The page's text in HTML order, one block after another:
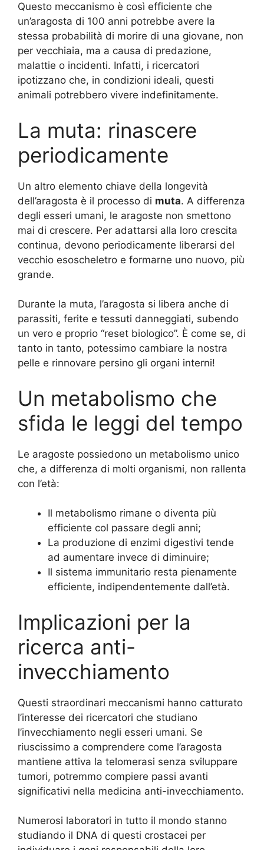
Questo meccanismo è così efficiente che
un’aragosta di 100 anni potrebbe avere la
stessa probabilità di morire di una giovane, non
per vecchiaia, ma a causa di predazione,
malattie o incidenti. Infatti, i ricercatori
ipotizzano che, in condizioni ideali, questi
animali potrebbero vivere indefinitamente.
La muta: rinascere
periodicamente
Un altro elemento chiave della longevità
dell’aragosta è il processo di muta. A differenza
degli esseri umani, le aragoste non smettono
mai di crescere. Per adattarsi alla loro crescita
continua, devono periodicamente liberarsi del
vecchio esoscheletro e formarne uno nuovo, più
grande.
Durante la muta, l’aragosta si libera anche di
parassiti, ferite e tessuti danneggiati, subendo
un vero e proprio “reset biologico”. È come se, di
tanto in tanto, potessimo cambiare la nostra
pelle e rinnovare persino gli organi interni!
Un metabolismo che
sfida le leggi del tempo
Le aragoste possiedono un metabolismo unico
che, a differenza di molti organismi, non rallenta
con l’età:
Il metabolismo rimane o diventa più
efficiente col passare degli anni;
La produzione di enzimi digestivi tende
ad aumentare invece di diminuire;
Il sistema immunitario resta pienamente
efficiente, indipendentemente dall’età.
Implicazioni per la
ricerca anti-
invecchiamento
Questi straordinari meccanismi hanno catturato
l’interesse dei ricercatori che studiano
l’invecchiamento negli esseri umani. Se
riuscissimo a comprendere come l’aragosta
mantiene attiva la telomerasi senza sviluppare
tumori, potremmo compiere passi avanti
significativi nella medicina anti-invecchiamento.
Numerosi laboratori in tutto il mondo stanno
studiando il DNA di questi crostacei per